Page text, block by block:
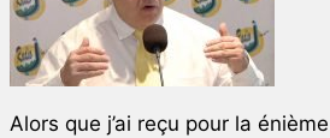
Alors que j’ai reçu pour la